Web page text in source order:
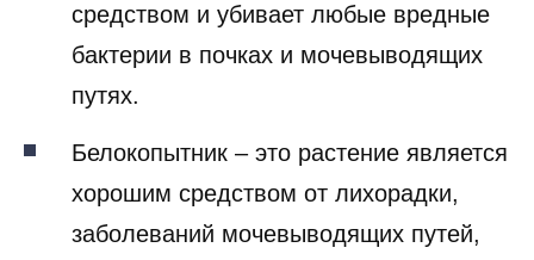
средством и убивает любые вредные
бактерии в почках и мочевыводящих
путях.
Белокопытник – это растение является
хорошим средством от лихорадки,
заболеваний мочевыводящих путей,